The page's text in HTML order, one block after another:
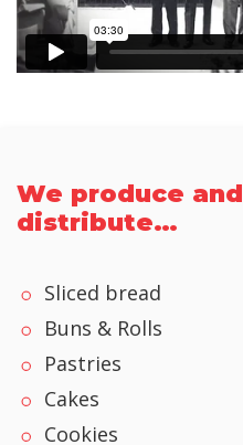
We produce and
distribute…
Sliced bread
Buns & Rolls
Pastries
Cakes
Cookies